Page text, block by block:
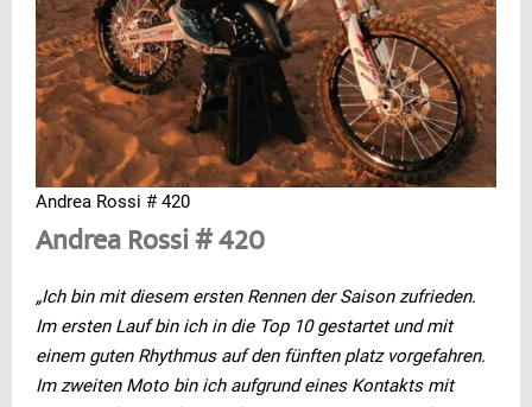
Andrea Rossi # 420
Andrea Rossi # 420
„Ich bin mit diesem ersten Rennen der Saison zufrieden.
Im ersten Lauf bin ich in die Top 10 gestartet und mit
einem guten Rhythmus auf den fünften platz vorgefahren.
Im zweiten Moto bin ich aufgrund eines Kontakts mit